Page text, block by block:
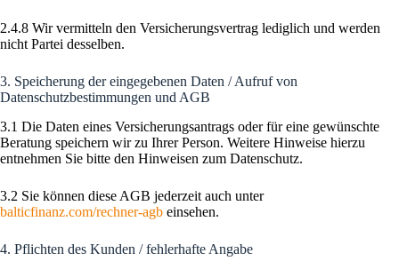
2.4.8 Wir vermitteln den Versicherungsvertrag lediglich und werden
nicht Partei desselben.
3. Speicherung der eingegebenen Daten / Aufruf von
Datenschutzbestimmungen und AGB
3.1 Die Daten eines Versicherungsantrags oder für eine gewünschte
Beratung speichern wir zu Ihrer Person. Weitere Hinweise hierzu
entnehmen Sie bitte den Hinweisen zum Datenschutz.
3.2 Sie können diese AGB jederzeit auch unter
balticfinanz.com/rechner-agb einsehen.
4. Pflichten des Kunden / fehlerhafte Angabe